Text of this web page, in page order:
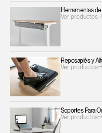
Herramientas
Ver productos
Reposapiés y
Ver productos
Soportes Para
Ver productos